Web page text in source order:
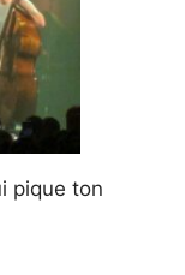
pique ton